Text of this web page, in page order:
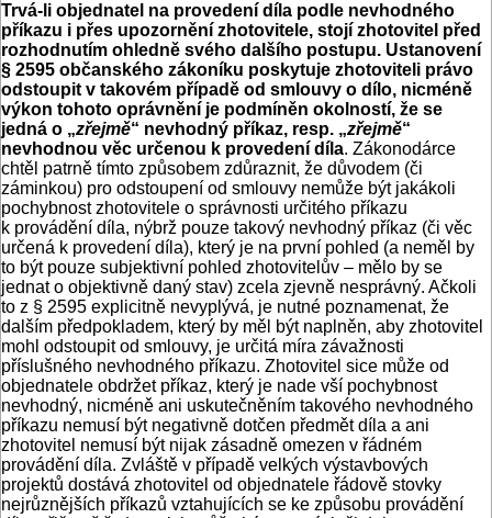
Trvá-li objednatel na provedení díla podle nevhodného
příkazu i přes upozornění zhotovitele, stojí zhotovitel před
rozhodnutím ohledně svého dalšího postupu. Ustanovení
§ 2595 občanského zákoníku poskytuje zhotoviteli právo
odstoupit v takovém případě od smlouvy o dílo, nicméně
výkon tohoto oprávnění je podmíněn okolností, že se
jedná o „zřejmě“ nevhodný příkaz, resp. „zřejmě“
nevhodnou věc určenou k provedení díla. Zákonodárce
chtěl patrně tímto způsobem zdůraznit, že důvodem (či
záminkou) pro odstoupení od smlouvy nemůže být jakákoli
pochybnost zhotovitele o správnosti určitého příkazu
k provádění díla, nýbrž pouze takový nevhodný příkaz (či věc
určená k provedení díla), který je na první pohled (a neměl by
to být pouze subjektivní pohled zhotovitelův – mělo by se
jednat o objektivně daný stav) zcela zjevně nesprávný. Ačkoli
to z § 2595 explicitně nevyplývá, je nutné poznamenat, že
dalším předpokladem, který by měl být naplněn, aby zhotovitel
mohl odstoupit od smlouvy, je určitá míra závažnosti
příslušného nevhodného příkazu. Zhotovitel sice může od
objednatele obdržet příkaz, který je nade vší pochybnost
nevhodný, nicméně ani uskutečněním takového nevhodného
příkazu nemusí být negativně dotčen předmět díla a ani
zhotovitel nemusí být nijak zásadně omezen v řádném
provádění díla. Zvláště v případě velkých výstavbových
projektů dostává zhotovitel od objednatele řádově stovky
nejrůznějších příkazů vztahujících se ke způsobu provádění